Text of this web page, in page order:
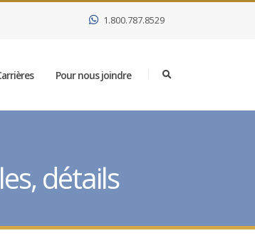
1.800.787.8529
Pour nous joindre
détails